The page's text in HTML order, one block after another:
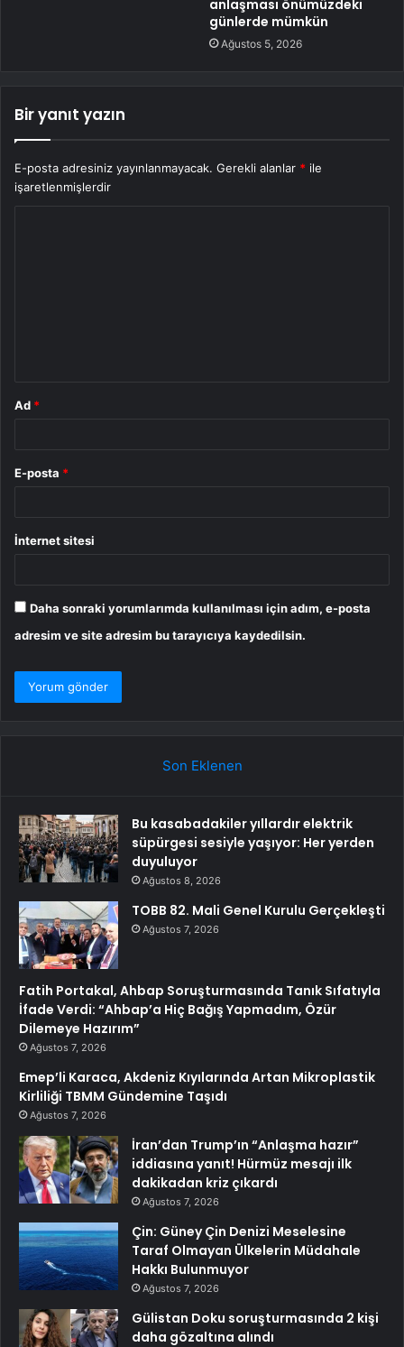
anlaşması önümüzdeki
günlerde mümkün
Ağustos 5, 2026
Bir yanıt yazın
E-posta adresiniz yayınlanmayacak. Gerekli alanlar * ile
işaretlenmişlerdir
Ad *
E-posta *
İnternet sitesi
Daha sonraki yorumlarımda kullanılması için adım, e-posta
adresim ve site adresim bu tarayıcıya kaydedilsin.
Son Eklenen
Bu kasabadakiler yıllardır elektrik
süpürgesi sesiyle yaşıyor: Her yerden
duyuluyor
Ağustos 8, 2026
TOBB 82. Mali Genel Kurulu Gerçekleşti
Ağustos 7, 2026
Fatih Portakal, Ahbap Soruşturmasında Tanık Sıfatıyla
İfade Verdi: “Ahbap’a Hiç Bağış Yapmadım, Özür
Dilemeye Hazırım”
Ağustos 7, 2026
Emep’li Karaca, Akdeniz Kıyılarında Artan Mikroplastik
Kirliliği TBMM Gündemine Taşıdı
Ağustos 7, 2026
İran’dan Trump’ın “Anlaşma hazır”
iddiasına yanıt! Hürmüz mesajı ilk
dakikadan kriz çıkardı
Ağustos 7, 2026
Çin: Güney Çin Denizi Meselesine
Taraf Olmayan Ülkelerin Müdahale
Hakkı Bulunmuyor
Ağustos 7, 2026
Gülistan Doku soruşturmasında 2 kişi
daha gözaltına alındı